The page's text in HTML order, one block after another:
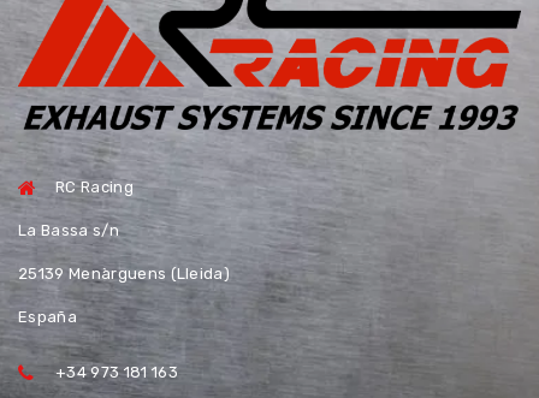
RC Racing
La Bassa s/n
25139 Menàrguens (Lleida)
España
+34 973 181 163